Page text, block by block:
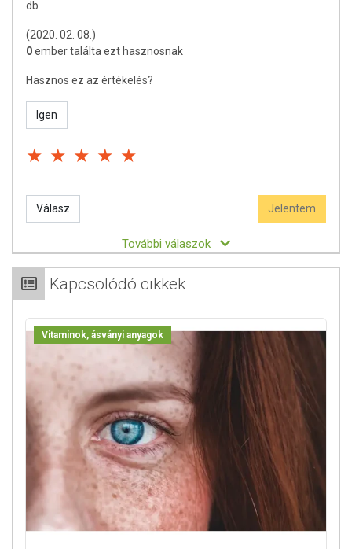
db
(2020. 02. 08.)
0ember találta ezt hasznosnak
Hasznos ez az értékelés?
Igen
Válasz Jelentem
További válaszok
Kapcsolódó cikkek
Vitaminok, ásványi anyagok